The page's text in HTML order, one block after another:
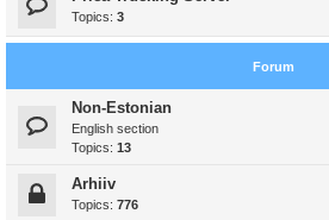
Topics: 3
Forum
Non-Estonian
English section
Topics: 13
Arhiiv
Topics: 776